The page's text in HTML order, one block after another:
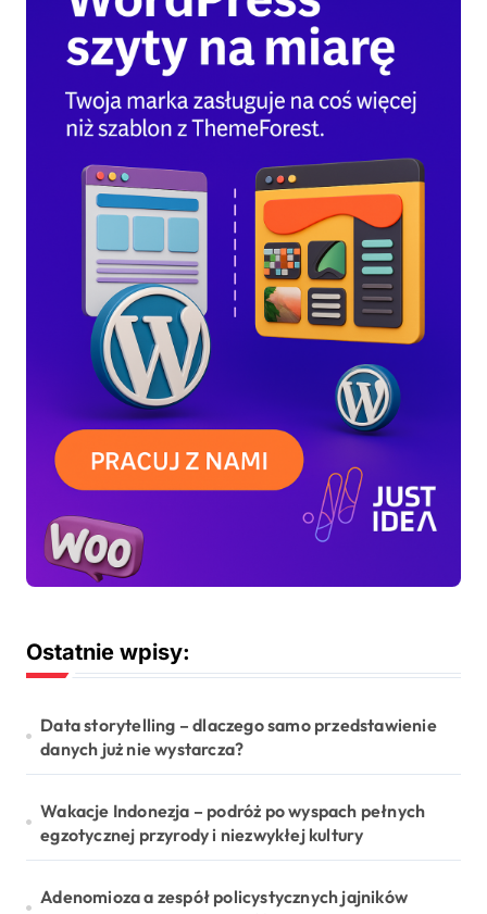
Ostatnie wpisy:
Data storytelling – dlaczego samo przedstawienie
danych już nie wystarcza?
Wakacje Indonezja – podróż po wyspach pełnych
egzotycznej przyrody i niezwykłej kultury
Adenomioza a zespół policystycznych jajników